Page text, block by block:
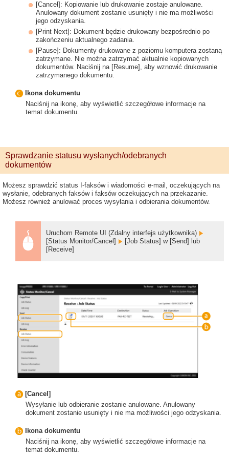
[Cancel]: Kopiowanie lub drukowanie zostaje anulowane.
Anulowany dokument zostanie usunięty i nie ma możliwości
jego odzyskania.
[Print Next]: Dokument będzie drukowany bezpośrednio po
zakończeniu aktualnego zadania.
[Pause]: Dokumenty drukowane z poziomu komputera zostaną
zatrzymane. Nie można zatrzymać aktualnie kopiowanych
dokumentów. Naciśnij na [Resume], aby wznowić drukowanie
zatrzymanego dokumentu.
Ikona dokumentu
Naciśnij na ikonę, aby wyświetlić szczegółowe informacje na
temat dokumentu.
Sprawdzanie statusu wysłanych/odebranych
dokumentów
Możesz sprawdzić status I-faksów i wiadomości e-mail, oczekujących na
wysłanie, odebranych faksów i faksów oczekujących na przekazanie.
Możesz również anulować proces wysyłania i odbierania dokumentów.
Uruchom Remote UI (Zdalny interfejs użytkownika)
[Status Monitor/Cancel]
[Job Status] w [Send] lub
[Receive]
[Cancel]
Wysyłanie lub odbieranie zostanie anulowane. Anulowany
dokument zostanie usunięty i nie ma możliwości jego odzyskania.
Ikona dokumentu
Naciśnij na ikonę, aby wyświetlić szczegółowe informacje na
temat dokumentu.